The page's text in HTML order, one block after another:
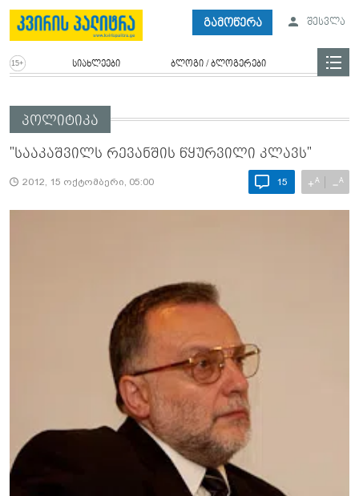
გამოწერა შესვლა
სიახლეები ბლოგი / ბლოგერები
პოლიტიკა
"სააკაშვილს რევანშის წყურვილი კლავს"
2012, 15 ოქტომბერი, 05:00 15 +A −A